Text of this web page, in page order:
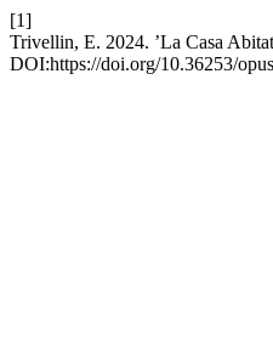
[1]
Trivellin, E. 2024. ’La Casa
DOI:https://doi.org/10.36253/